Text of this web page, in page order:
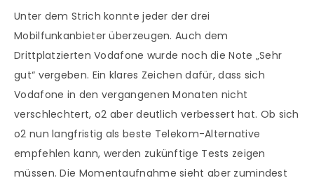
Unter dem Strich konnte jeder der drei
Mobilfunkanbieter überzeugen. Auch dem
Drittplatzierten Vodafone wurde noch die Note „Sehr
gut“ vergeben. Ein klares Zeichen dafür, dass sich
Vodafone in den vergangenen Monaten nicht
verschlechtert, o2 aber deutlich verbessert hat. Ob sich
o2 nun langfristig als beste Telekom-Alternative
empfehlen kann, werden zukünftige Tests zeigen
müssen. Die Momentaufnahme sieht aber zumindest